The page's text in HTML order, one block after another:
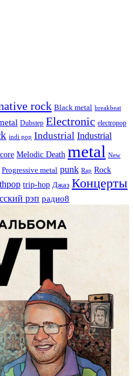
rock Black metal breakbeat
Dubstep Electronic electropop
indi pop Industrial Industrial
Melodic Death metal New
Progressive metal punk Rap Rock
trip-hop Джаз Концерты
рэп радио8